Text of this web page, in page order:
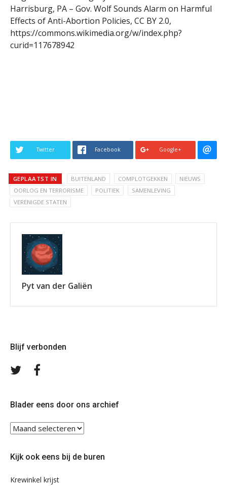
Harrisburg, PA – Gov. Wolf Sounds Alarm on Harmful
Effects of Anti-Abortion Policies, CC BY 2.0,
https://commons.wikimedia.org/w/index.php?
curid=117678942
Twitter Facebook Google+
GEPLAATST IN BUITENLAND COMPLOTGEKKEN
NIEUWS
OORLOG EN TERRORISME
POLITIEK
SAMENLEVING
VERENIGDE STATEN
Pyt van der Galiën
Blijf verbonden
Volg
Blader eens door ons archief
Blader
eens
ons
Kijk ook eens bij de buren
Krewinkel krijst